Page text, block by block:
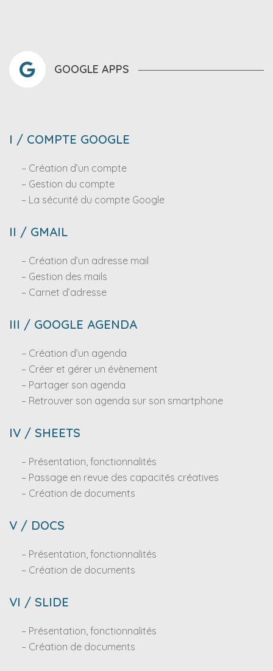
GOOGLE APPS
I / COMPTE GOOGLE
– Création d’un compte
– Gestion du compte
– La sécurité du compte Google
II / GMAIL
– Création d’un adresse mail
– Gestion des mails
– Carnet d’adresse
III / GOOGLE AGENDA
– Création d’un agenda
– Créer et gérer un évènement
– Partager son agenda
– Retrouver son agenda sur son smartphone
IV / SHEETS
– Présentation, fonctionnalités
– Passage en revue des capacités créatives
– Création de documents
V / DOCS
– Présentation, fonctionnalités
– Création de documents
VI / SLIDE
– Présentation, fonctionnalités
– Création de documents